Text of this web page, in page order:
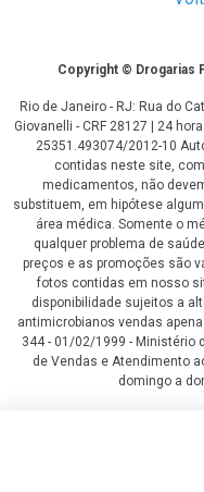
CopyrightCopyright © Drogarias
Rio de Janeiro - RJ: Rua do
Giovanelli - CRF 28127 | 24
25351.493074/2012-10
contidas neste site,
medicamentos, não
substituem, em hipótese
área médica. Somente o
qualquer problema de
preços e as promoções são
fotos contidas em nosso
disponibilidade sujeitos a
antimicrobianos vendas
344 - 01/02/1999 - Ministério
de Vendas e Atendimento
domingo a